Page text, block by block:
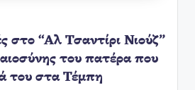
στο “Αλ Τσαντίρι Νιούζ”
του πατέρα που
του στα Τέμπη